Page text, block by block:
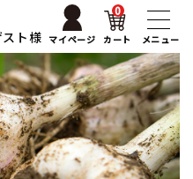
スト様 マイページ カート
0
メニュー